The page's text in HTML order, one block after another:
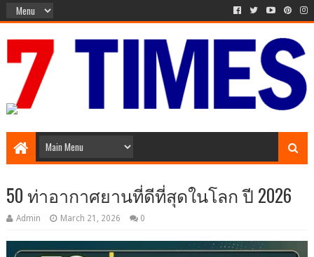
50 ท่าอากาศยานที่ดีที่สุดในโลก ปี 2026
Admin March 21, 2026 0